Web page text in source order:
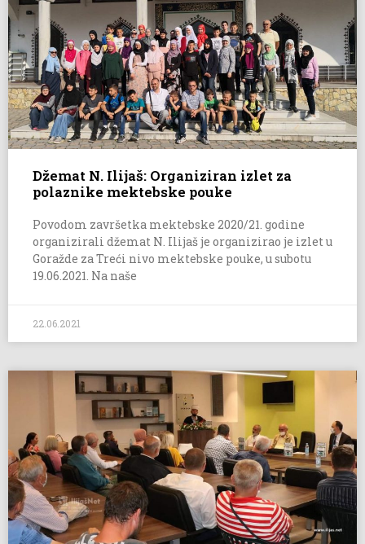
Džemat N. Ilijaš: Organiziran izlet za
polaznike mektebske pouke
Povodom završetka mektebske 2020/21. godine
organizirali džemat N. Ilijaš je organizirao je izlet u
Goražde za Treći nivo mektebske pouke, u subotu
19.06.2021. Na naše
22.06.2021